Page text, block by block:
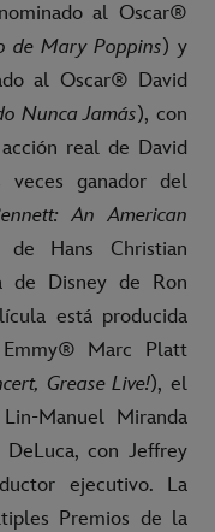
al Oscar®
de Mary Poppins) y
al Oscar® David
Nunca Jamás), con
real de David
ganador del
An American
Hans Christian
de Disney de Ron
está producida
Marc Platt
Grease Live!), el
Manuel Miranda
con Jeffrey
ejecutivo. La
Premios de la